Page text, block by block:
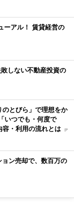
ーアル！ 賃貸経営の
しない不動産投資の
のとびら」で理想をか
いつでも・何度で
容・利用の流れとは [P
ョン売却で、数百万の